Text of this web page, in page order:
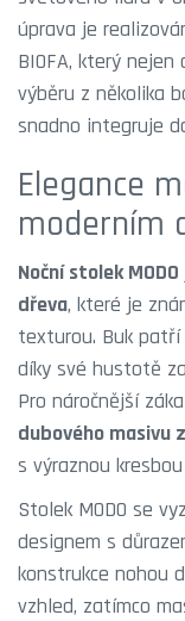
úprava je
BIOFA, který
výběru z několika
snadno integruje
Elegance
moderním
Noční stolek MODO
dřeva, které je
texturou. Buk
díky své hustotě
Pro náročnější
dubového masivu
s výraznou
Stolek MODO se
designem s
konstrukce nohou
vzhled, zatímco